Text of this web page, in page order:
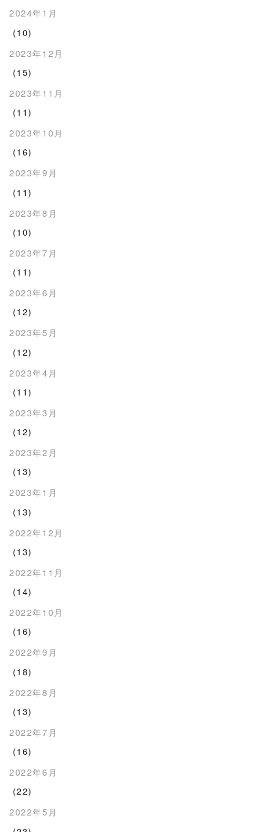
2024年1月
(10)
2023年12月
(15)
2023年11月
(11)
2023年10月
(16)
2023年9月
(11)
2023年8月
(10)
2023年7月
(11)
2023年6月
(12)
2023年5月
(12)
2023年4月
(11)
2023年3月
(12)
2023年2月
(13)
2023年1月
(13)
2022年12月
(13)
2022年11月
(14)
2022年10月
(16)
2022年9月
(18)
2022年8月
(13)
2022年7月
(16)
2022年6月
(22)
2022年5月